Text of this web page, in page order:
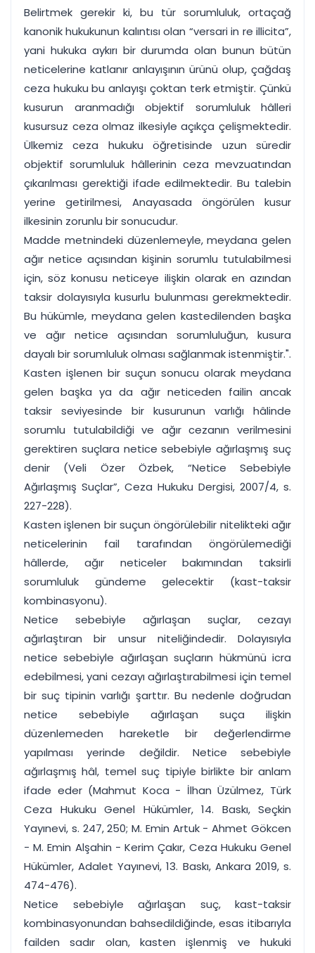
Belirtmek gerekir ki, bu tür sorumluluk, ortaçağ
kanonik hukukunun kalıntısı olan “versari in re illicita”,
yani hukuka aykırı bir durumda olan bunun bütün
neticelerine katlanır anlayışının ürünü olup, çağdaş
ceza hukuku bu anlayışı çoktan terk etmiştir. Çünkü
kusurun aranmadığı objektif sorumluluk hâlleri
kusursuz ceza olmaz ilkesiyle açıkça çelişmektedir.
Ülkemiz ceza hukuku öğretisinde uzun süredir
objektif sorumluluk hâllerinin ceza mevzuatından
çıkarılması gerektiği ifade edilmektedir. Bu talebin
yerine getirilmesi, Anayasada öngörülen kusur
ilkesinin zorunlu bir sonucudur.
Madde metnindeki düzenlemeyle, meydana gelen
ağır netice açısından kişinin sorumlu tutulabilmesi
için, söz konusu neticeye ilişkin olarak en azından
taksir dolayısıyla kusurlu bulunması gerekmektedir.
Bu hükümle, meydana gelen kastedilenden başka
ve ağır netice açısından sorumluluğun, kusura
dayalı bir sorumluluk olması sağlanmak istenmiştir.".
Kasten işlenen bir suçun sonucu olarak meydana
gelen başka ya da ağır neticeden failin ancak
taksir seviyesinde bir kusurunun varlığı hâlinde
sorumlu tutulabildiği ve ağır cezanın verilmesini
gerektiren suçlara netice sebebiyle ağırlaşmış suç
denir (Veli Özer Özbek, “Netice Sebebiyle
Ağırlaşmış Suçlar”, Ceza Hukuku Dergisi, 2007/4, s.
227-228).
Kasten işlenen bir suçun öngörülebilir nitelikteki ağır
neticelerinin fail tarafından öngörülemediği
hâllerde, ağır neticeler bakımından taksirli
sorumluluk gündeme gelecektir (kast-taksir
kombinasyonu).
Netice sebebiyle ağırlaşan suçlar, cezayı
ağırlaştıran bir unsur niteliğindedir. Dolayısıyla
netice sebebiyle ağırlaşan suçların hükmünü icra
edebilmesi, yani cezayı ağırlaştırabilmesi için temel
bir suç tipinin varlığı şarttır. Bu nedenle doğrudan
netice sebebiyle ağırlaşan suça ilişkin
düzenlemeden hareketle bir değerlendirme
yapılması yerinde değildir. Netice sebebiyle
ağırlaşmış hâl, temel suç tipiyle birlikte bir anlam
ifade eder (Mahmut Koca - İlhan Üzülmez, Türk
Ceza Hukuku Genel Hükümler, 14. Baskı, Seçkin
Yayınevi, s. 247, 250; M. Emin Artuk - Ahmet Gökcen
- M. Emin Alşahin - Kerim Çakır, Ceza Hukuku Genel
Hükümler, Adalet Yayınevi, 13. Baskı, Ankara 2019, s.
474-476).
Netice sebebiyle ağırlaşan suç, kast-taksir
kombinasyonundan bahsedildiğinde, esas itibarıyla
failden sadır olan, kasten işlenmiş ve hukuki